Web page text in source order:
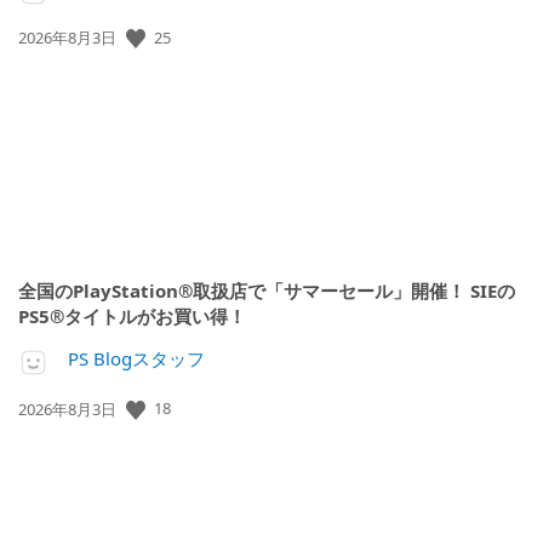
公
2026年8月3日 25
全国のPlayStation®取扱店で「サマーセール」開催！ SIEの
PS5®タイトルがお買い得！
PS Blogスタッフ
公
2026年8月3日 18